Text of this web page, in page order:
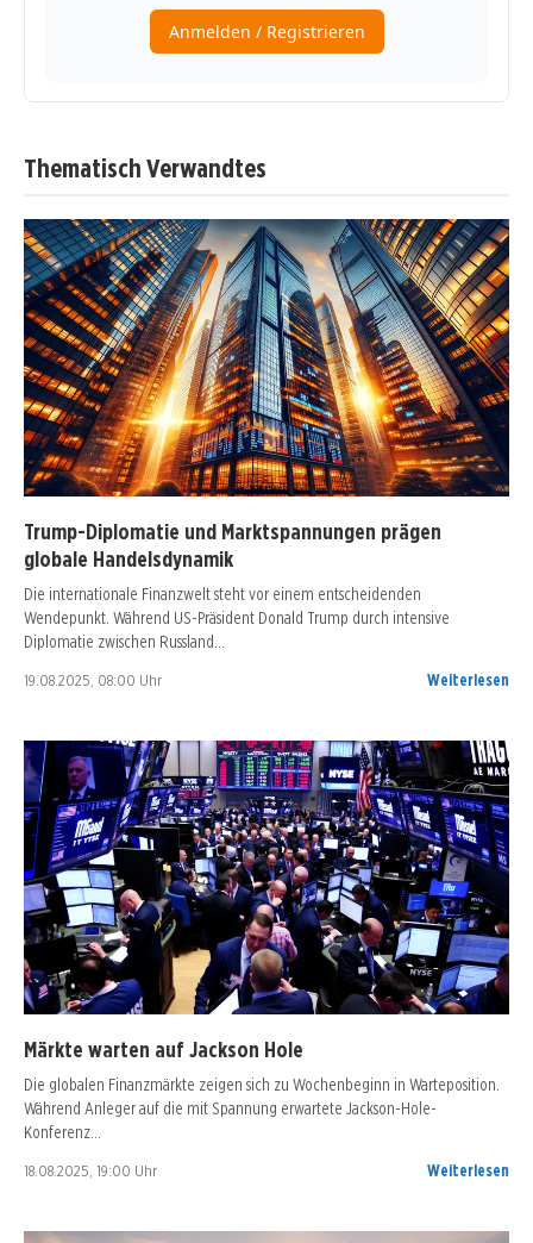
Thematisch Verwandtes
Trump-Diplomatie und Marktspannungen prägen
globale Handelsdynamik
Die internationale Finanzwelt steht vor einem entscheidenden
Wendepunkt. Während US-Präsident Donald Trump durch intensive
Diplomatie zwischen Russland…
19.08.2025, 08:00 Uhr Weiterlesen
Märkte warten auf Jackson Hole
Die globalen Finanzmärkte zeigen sich zu Wochenbeginn in Warteposition.
Während Anleger auf die mit Spannung erwartete Jackson-Hole-
Konferenz…
18.08.2025, 19:00 Uhr Weiterlesen